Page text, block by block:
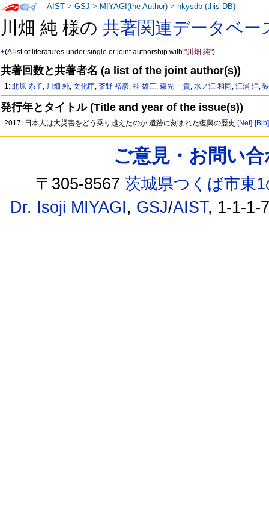
川畑 純 様の共著関連データベー
+(A list of literatures under single or joint authorship with"川畑 純")
共著回数と共著者名 (a list of the joint author(s))
1:北原 糸子, 川畑 純,文化庁,斎野 裕彦,桂 雄三,森先 一貴,水ノ江 和同 ,江浦 洋,
発行年とタイトル (Title and year of the issue(s))
2017: 日本人は大災害をどう乗り越えたのか 遺跡に刻まれた復興の歴史 [Net] [Bib]
AIST >GSJ > MIYAGI(the Author) >nkysdb (this DB)
ご意見・お問い
〒305-8567茨城県つくば市東
Dr. Isoji MIYAGI, GSJ/AIST, 1-1-1-